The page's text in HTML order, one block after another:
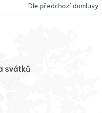
Dle předchozí domluvy
svátků